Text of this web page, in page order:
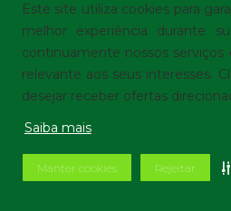
Este site utiliza cookies para
melhor experiência durante
continuamente nossos serviços
relevante aos seus interesses.
desejar receber ofertas
Saiba mais
Manter cookies Rejeitar